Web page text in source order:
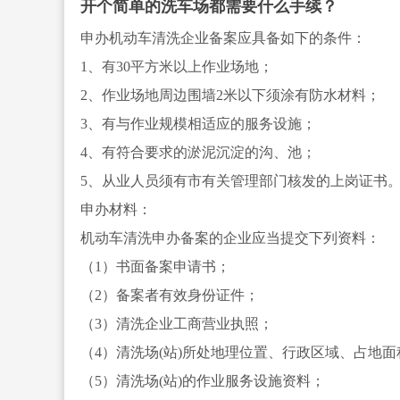
开个简单的洗车场都需要什么手续？
申办机动车清洗企业备案应具备如下的条件：
1、有30平方米以上作业场地；
2、作业场地周边围墙2米以下须涂有防水材料；
3、有与作业规模相适应的服务设施；
4、有符合要求的淤泥沉淀的沟、池；
5、从业人员须有市有关管理部门核发的上岗证书。
申办材料：
机动车清洗申办备案的企业应当提交下列资料：
（1）书面备案申请书；
（2）备案者有效身份证件；
（3）清洗企业工商营业执照；
（4）清洗场(站)所处地理位置、行政区域、占地面
（5）清洗场(站)的作业服务设施资料；